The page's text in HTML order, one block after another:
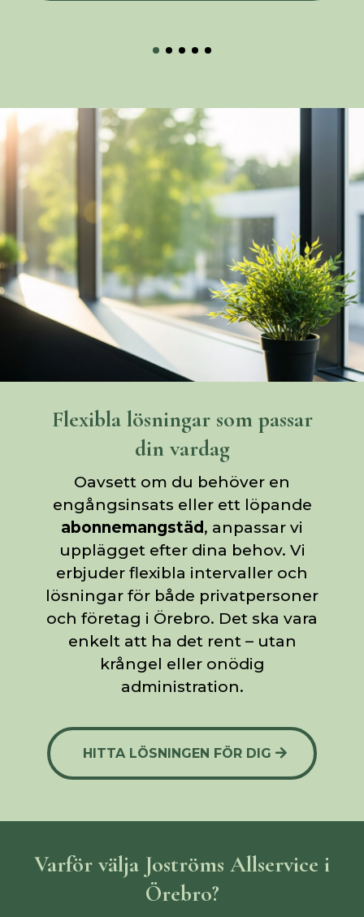
Flexibla lösningar som passar
din vardag
Oavsett om du behöver en
engångsinsats eller ett löpande
abonnemangstäd, anpassar vi
upplägget efter dina behov. Vi
erbjuder flexibla intervaller och
lösningar för både privatpersoner
och företag i Örebro. Det ska vara
enkelt att ha det rent – utan
krångel eller onödig
administration.
HITTA LÖSNINGEN FÖR DIG
Varför välja Joströms Allservice i
Örebro?